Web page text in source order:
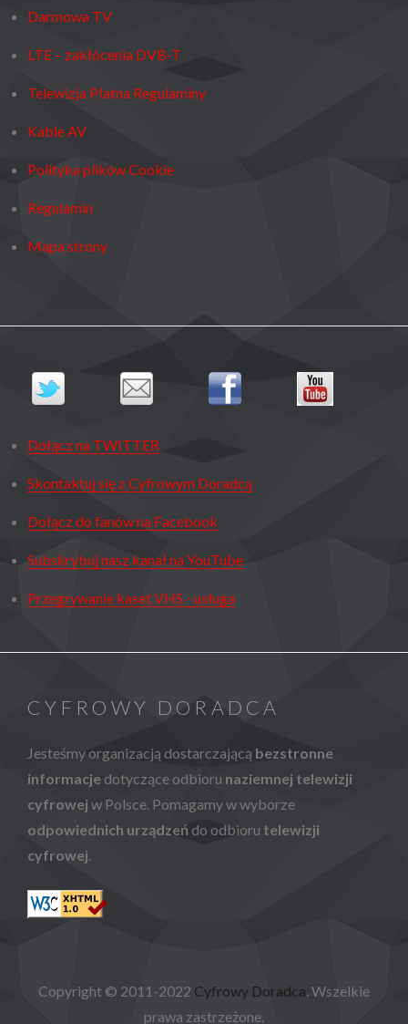
Darmowa TV
LTE – zakłócenia DVB-T
Telewizja Płatna Regulaminy
Kable AV
Polityka plików Cookie
Regulamin
Mapa strony
Dołącz na TWITTER
Skontaktuj się z Cyfrowym Doradcą
Dołącz do fanów na Facebook
Subskrybuj nasz kanał na YouTube
Przegrywanie kaset VHS - usługa
CYFROWY DORADCA
Jesteśmy organizacją dostarczającą bezstronne
informacje dotyczące odbioru naziemnej telewizji
cyfrowej w Polsce. Pomagamy w wyborze
odpowiednich urządzeń do odbioru telewizji
cyfrowej
Copyright © 2011-2022 Cyfrowy Doradca . Wszelkie
prawa zastrzeżone.